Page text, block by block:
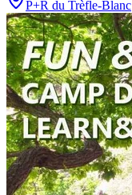
P+R du Trèfle-Blanc